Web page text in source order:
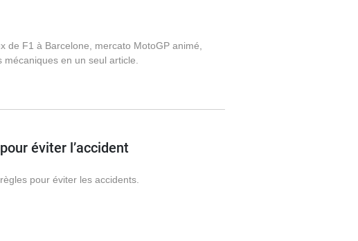
de F1 à Barcelone, mercato MotoGP animé,
en un seul article.
éviter l’accident
pour éviter les accidents.